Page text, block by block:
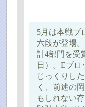
5月は本戦ブ
六段が登場
計4部門を受
日）。Eブ
じっくりし
く、前述の
もしれない